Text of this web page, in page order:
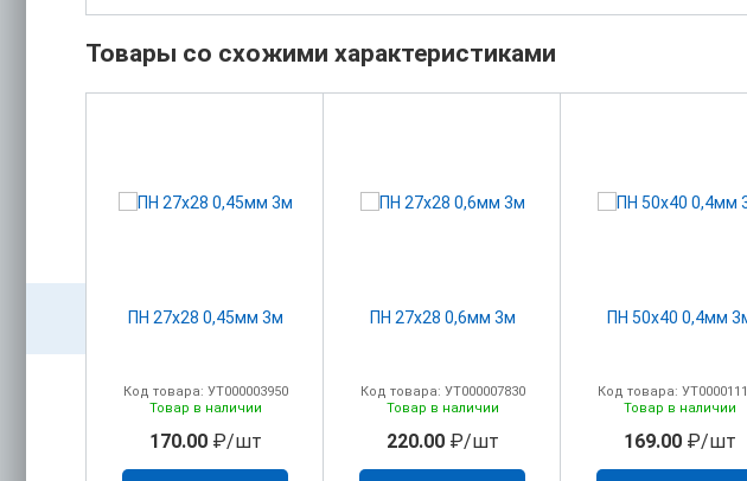
Товары со схожими характеристиками
ПН 27х28 0,45мм 3м
Код товара: УТ000003950
Товар в наличии
170.00₽/шт
ПН 27х28 0,6мм 3м
Код товара: УТ000007830
Товар в наличии
220.00₽/шт
ПН 50х40 0,4мм
Код товара:
Товар в наличии
169.00₽/шт